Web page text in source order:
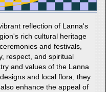
reflection of Lanna's
rich cultural heritage
and festivals,
respect, and spiritual
and values of the Lanna
and local flora, they
enhance the appeal of